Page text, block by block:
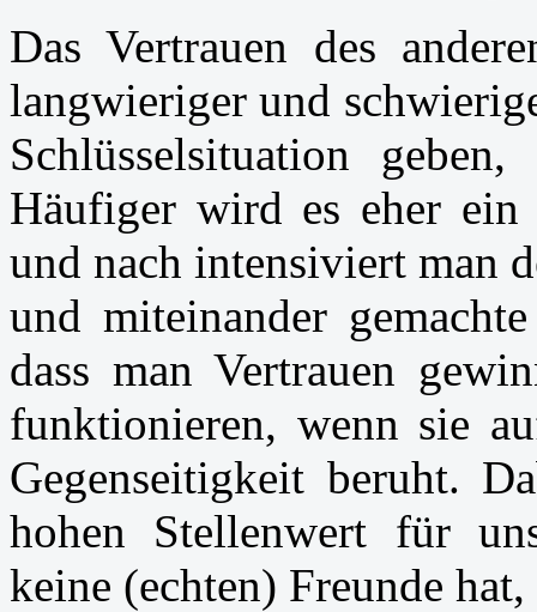
Das Vertrauen des
langwieriger und
Schlüsselsituation
Häufiger wird es eher ein
und nach intensiviert man
und miteinander
dass man Vertrauen
funktionieren, wenn sie
Gegenseitigkeit beruht.
hohen Stellenwert für
keine (echten) Freunde